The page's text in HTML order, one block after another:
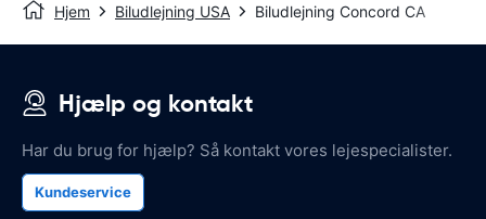
Hjem Biludlejning USA Biludlejning Concord CA
Hjælp og kontakt
Har du brug for hjælp? Så kontakt vores lejespecialister.
Kundeservice